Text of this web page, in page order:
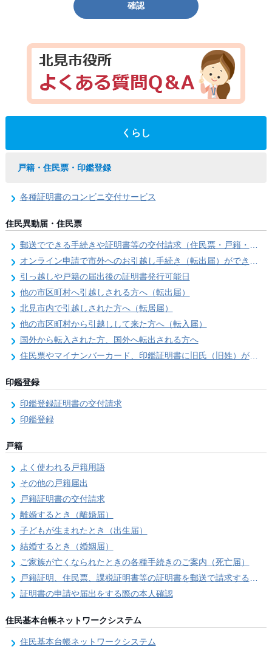
確認
くらし
戸籍・住民票・印鑑登録
各種証明書のコンビニ交付サービス
住民異動届・住民票
郵送でできる手続きや証明書等の交付請求（住民票・戸籍・国民年金関係）
オンライン申請で市外へのお引越し手続き（転出届）ができます
引っ越しや戸籍の届出後の証明書発行可能日
他の市区町村へ引越しされる方へ（転出届）
北見市内で引越しされた方へ（転居届）
他の市区町村から引越しして来た方へ（転入届）
国外から転入された方、国外へ転出される方へ
住民票やマイナンバーカード、印鑑証明書に旧氏（旧姓）が併記できるようになりました！
印鑑登録
印鑑登録証明書の交付請求
印鑑登録
戸籍
よく使われる戸籍用語
その他の戸籍届出
戸籍証明書の交付請求
離婚するとき（離婚届）
子どもが生まれたとき（出生届）
結婚するとき（婚姻届）
ご家族が亡くなられたときの各種手続きのご案内（死亡届）
戸籍証明、住民票、課税証明書等の証明書を郵送で請求する際の本人確認
証明書の申請や届出をする際の本人確認
住民基本台帳ネットワークシステム
住民基本台帳ネットワークシステム